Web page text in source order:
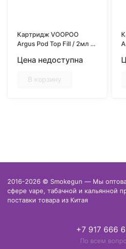
Картридж VOOPOO
Argus Pod Top Fill / 2мл /
Цена недоступна
В корзину
2016-2026 © Smokegun — Мы
сфере vape, табачной и кальянной
поставки товара из Китая
+7 917 666
По всем